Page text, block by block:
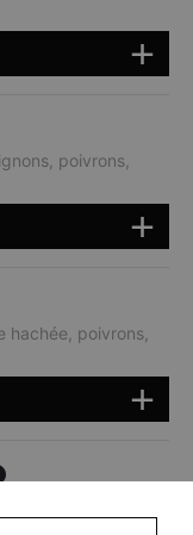
poivrons,
hachée, poivrons,